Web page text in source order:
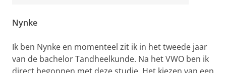
Nynke
Ik ben Nynke en momenteel zit ik in het tweede jaar
van de bachelor Tandheelkunde. Na het VWO ben ik